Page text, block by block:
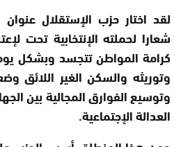
لقد اختار حزب الإستقلال
شعارا لحملته الإنتخابية تحت
كرامة المواطن تتجسد وبشكل
وتوريثه والسكن الغير اللائق
وتوسيع الفوارق المجالية بين
العدالة الإجتماعية.